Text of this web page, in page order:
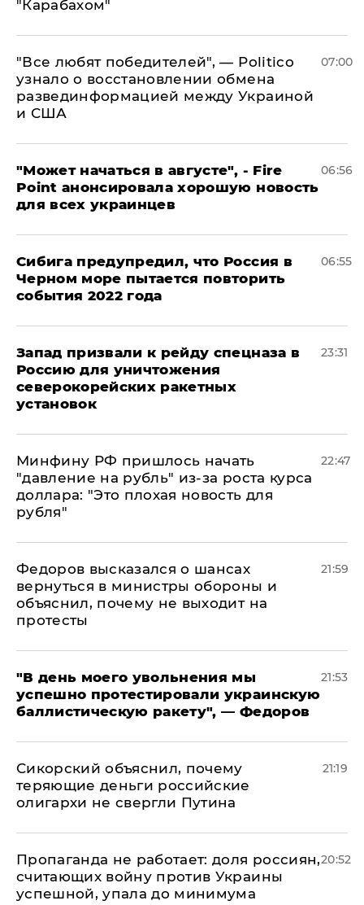
"Карабахом"
​"Все любят победителей", — Politico
узнало о восстановлении обмена
развединформацией между Украиной
и США
07:00
"Может начаться в августе", - Fire
Point анонсировала хорошую новость
для всех украинцев
06:56
Сибига предупредил, что Россия в
Черном море пытается повторить
события 2022 года
06:55
Запад призвали к рейду спецназа в
Россию для уничтожения
северокорейских ракетных
установок
23:31
Минфину РФ пришлось начать
"давление на рубль" из-за роста курса
доллара: "Это плохая новость для
рубля"
22:47
Федоров высказался о шансах
вернуться в министры обороны и
объяснил, почему не выходит на
протесты
21:59
​"В день моего увольнения мы
успешно протестировали украинскую
баллистическую ракету", — Федоров
21:53
Сикорский объяснил, почему
теряющие деньги российские
олигархи не свергли Путина
21:19
​Пропаганда не работает: доля россиян,
считающих войну против Украины
успешной, упала до минимума
20:52